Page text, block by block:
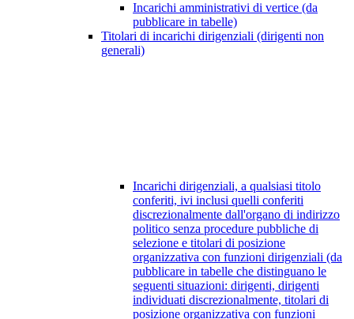
Incarichi amministrativi di vertice (da
pubblicare in tabelle)
Titolari di incarichi dirigenziali (dirigenti non
generali)
Incarichi dirigenziali, a qualsiasi titolo
conferiti, ivi inclusi quelli conferiti
discrezionalmente dall'organo di indirizzo
politico senza procedure pubbliche di
selezione e titolari di posizione
organizzativa con funzioni dirigenziali (da
pubblicare in tabelle che distinguano le
seguenti situazioni: dirigenti, dirigenti
individuati discrezionalmente, titolari di
posizione organizzativa con funzioni